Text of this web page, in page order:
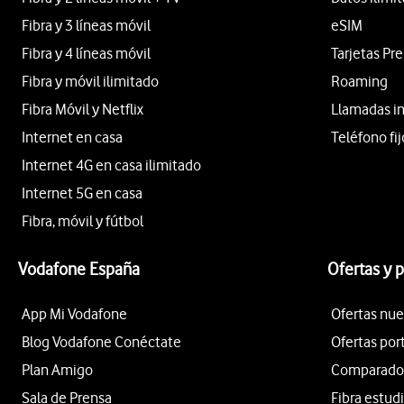
Fibra y 3 líneas móvil
Fibra y 4 líneas móvil
Fibra y móvil ilimitado
Fibra Móvil y Netflix
Internet en casa
Internet 4G en casa ilimitado
Internet 5G en casa
Fibra, móvil y fútbol
eSIM
Tarjetas
Roaming
Llamadas
Teléfono
Vodafone España
App Mi Vodafone
Blog Vodafone Conéctate
Plan Amigo
Sala de Prensa
Ofertas y
Ofertas
Ofertas
Fibra